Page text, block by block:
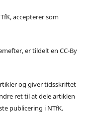
accepterer som
er tildelt en CC-By
og giver tidsskriftet
ret til at dele artiklen
publicering i NTfK.